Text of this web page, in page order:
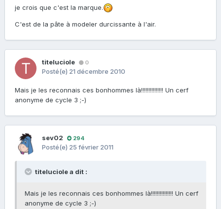
je crois que c'est la marque.
C'est de la pâte à modeler durcissante à l'air.
titeluciole 0
Posté(e) 21 décembre 2010
Mais je les reconnais ces bonhommes là!!!!!!!!!!!!!!! Un cerf
anonyme de cycle 3 ;-)
sev02 294
Posté(e) 25 février 2011
titeluciole a dit :
Mais je les reconnais ces bonhommes là!!!!!!!!!!!!!!! Un cerf
anonyme de cycle 3 ;-)